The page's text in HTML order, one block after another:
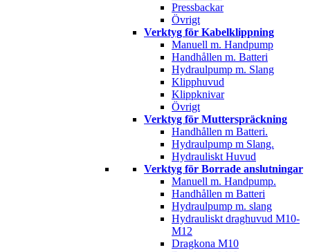
Pressbackar
Övrigt
Verktyg för Kabelklippning
Manuell m. Handpump
Handhållen m. Batteri
Hydraulpump m. Slang
Klipphuvud
Klippknivar
Övrigt
Verktyg för Mutterspräckning
Handhållen m Batteri.
Hydraulpump m Slang.
Hydrauliskt Huvud
Verktyg för Borrade anslutningar
Manuell m. Handpump.
Handhållen m Batteri
Hydraulpump m. slang
Hydrauliskt draghuvud M10-
M12
Dragkona M10